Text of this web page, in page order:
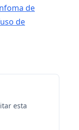
de
de
esta